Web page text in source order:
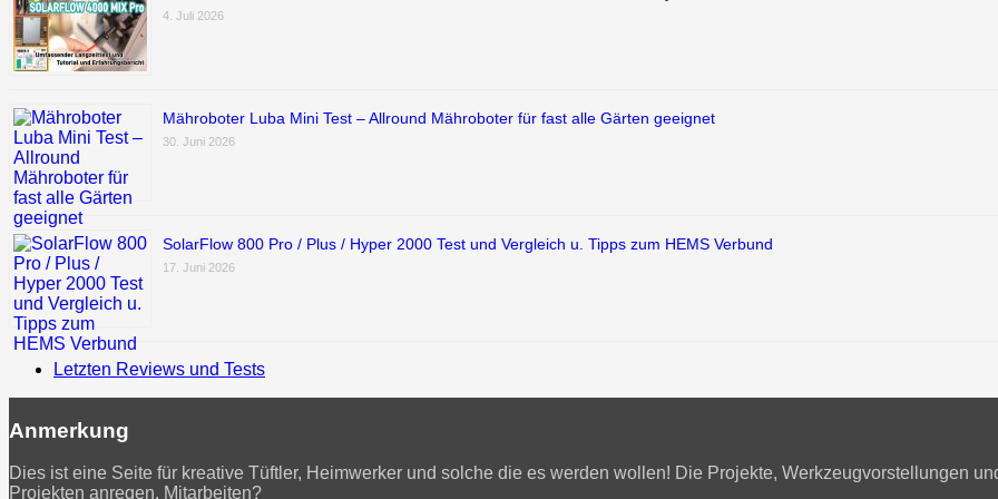
4. Juli 2026
Mähroboter Luba Mini Test – Allround Mähroboter für fast alle Gärten geeignet
30. Juni 2026
SolarFlow 800 Pro / Plus / Hyper 2000 Test und Vergleich u. Tipps zum HEMS Verbund
17. Juni 2026
Letzten Reviews und Tests
Anmerkung
Dies ist eine Seite für kreative Tüftler, Heimwerker und solche die es werden wollen! Die Projekte, Werkzeugvorstellungen
Projekten anregen. Mitarbeiten?